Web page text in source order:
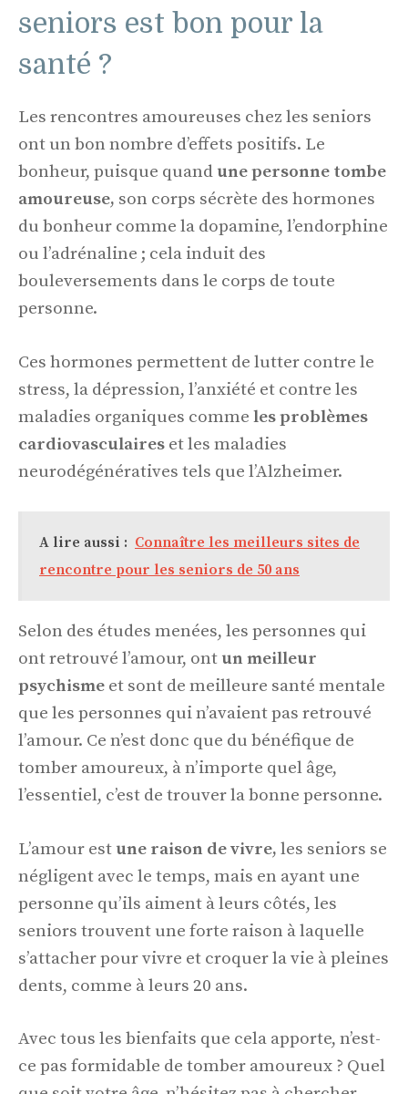
seniors est bon pour la
santé ?
Les rencontres amoureuses chez les seniors
ont un bon nombre d’effets positifs. Le
bonheur, puisque quand une personne tombe
amoureuse, son corps sécrète des hormones
du bonheur comme la dopamine, l’endorphine
ou l’adrénaline ; cela induit des
bouleversements dans le corps de toute
personne.
Ces hormones permettent de lutter contre le
stress, la dépression, l’anxiété et contre les
maladies organiques comme les problèmes
cardiovasculaires et les maladies
neurodégénératives tels que l’Alzheimer.
A lire aussi : Connaître les meilleurs sites de
rencontre pour les seniors de 50 ans
Selon des études menées, les personnes qui
ont retrouvé l’amour, ont un meilleur
psychisme et sont de meilleure santé mentale
que les personnes qui n’avaient pas retrouvé
l’amour. Ce n’est donc que du bénéfique de
tomber amoureux, à n’importe quel âge,
l’essentiel, c’est de trouver la bonne personne.
L’amour est une raison de vivre, les seniors se
négligent avec le temps, mais en ayant une
personne qu’ils aiment à leurs côtés, les
seniors trouvent une forte raison à laquelle
s’attacher pour vivre et croquer la vie à pleines
dents, comme à leurs 20 ans.
Avec tous les bienfaits que cela apporte, n’est-
ce pas formidable de tomber amoureux ? Quel